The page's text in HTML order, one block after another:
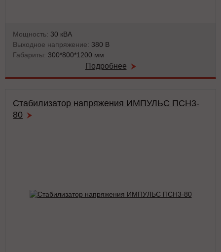
Мощность: 30 кВА
Выходное напряжение: 380 В
Габариты: 300*800*1200 мм
Подробнее
Стабилизатор напряжения ИМПУЛЬС ПСН3-
80